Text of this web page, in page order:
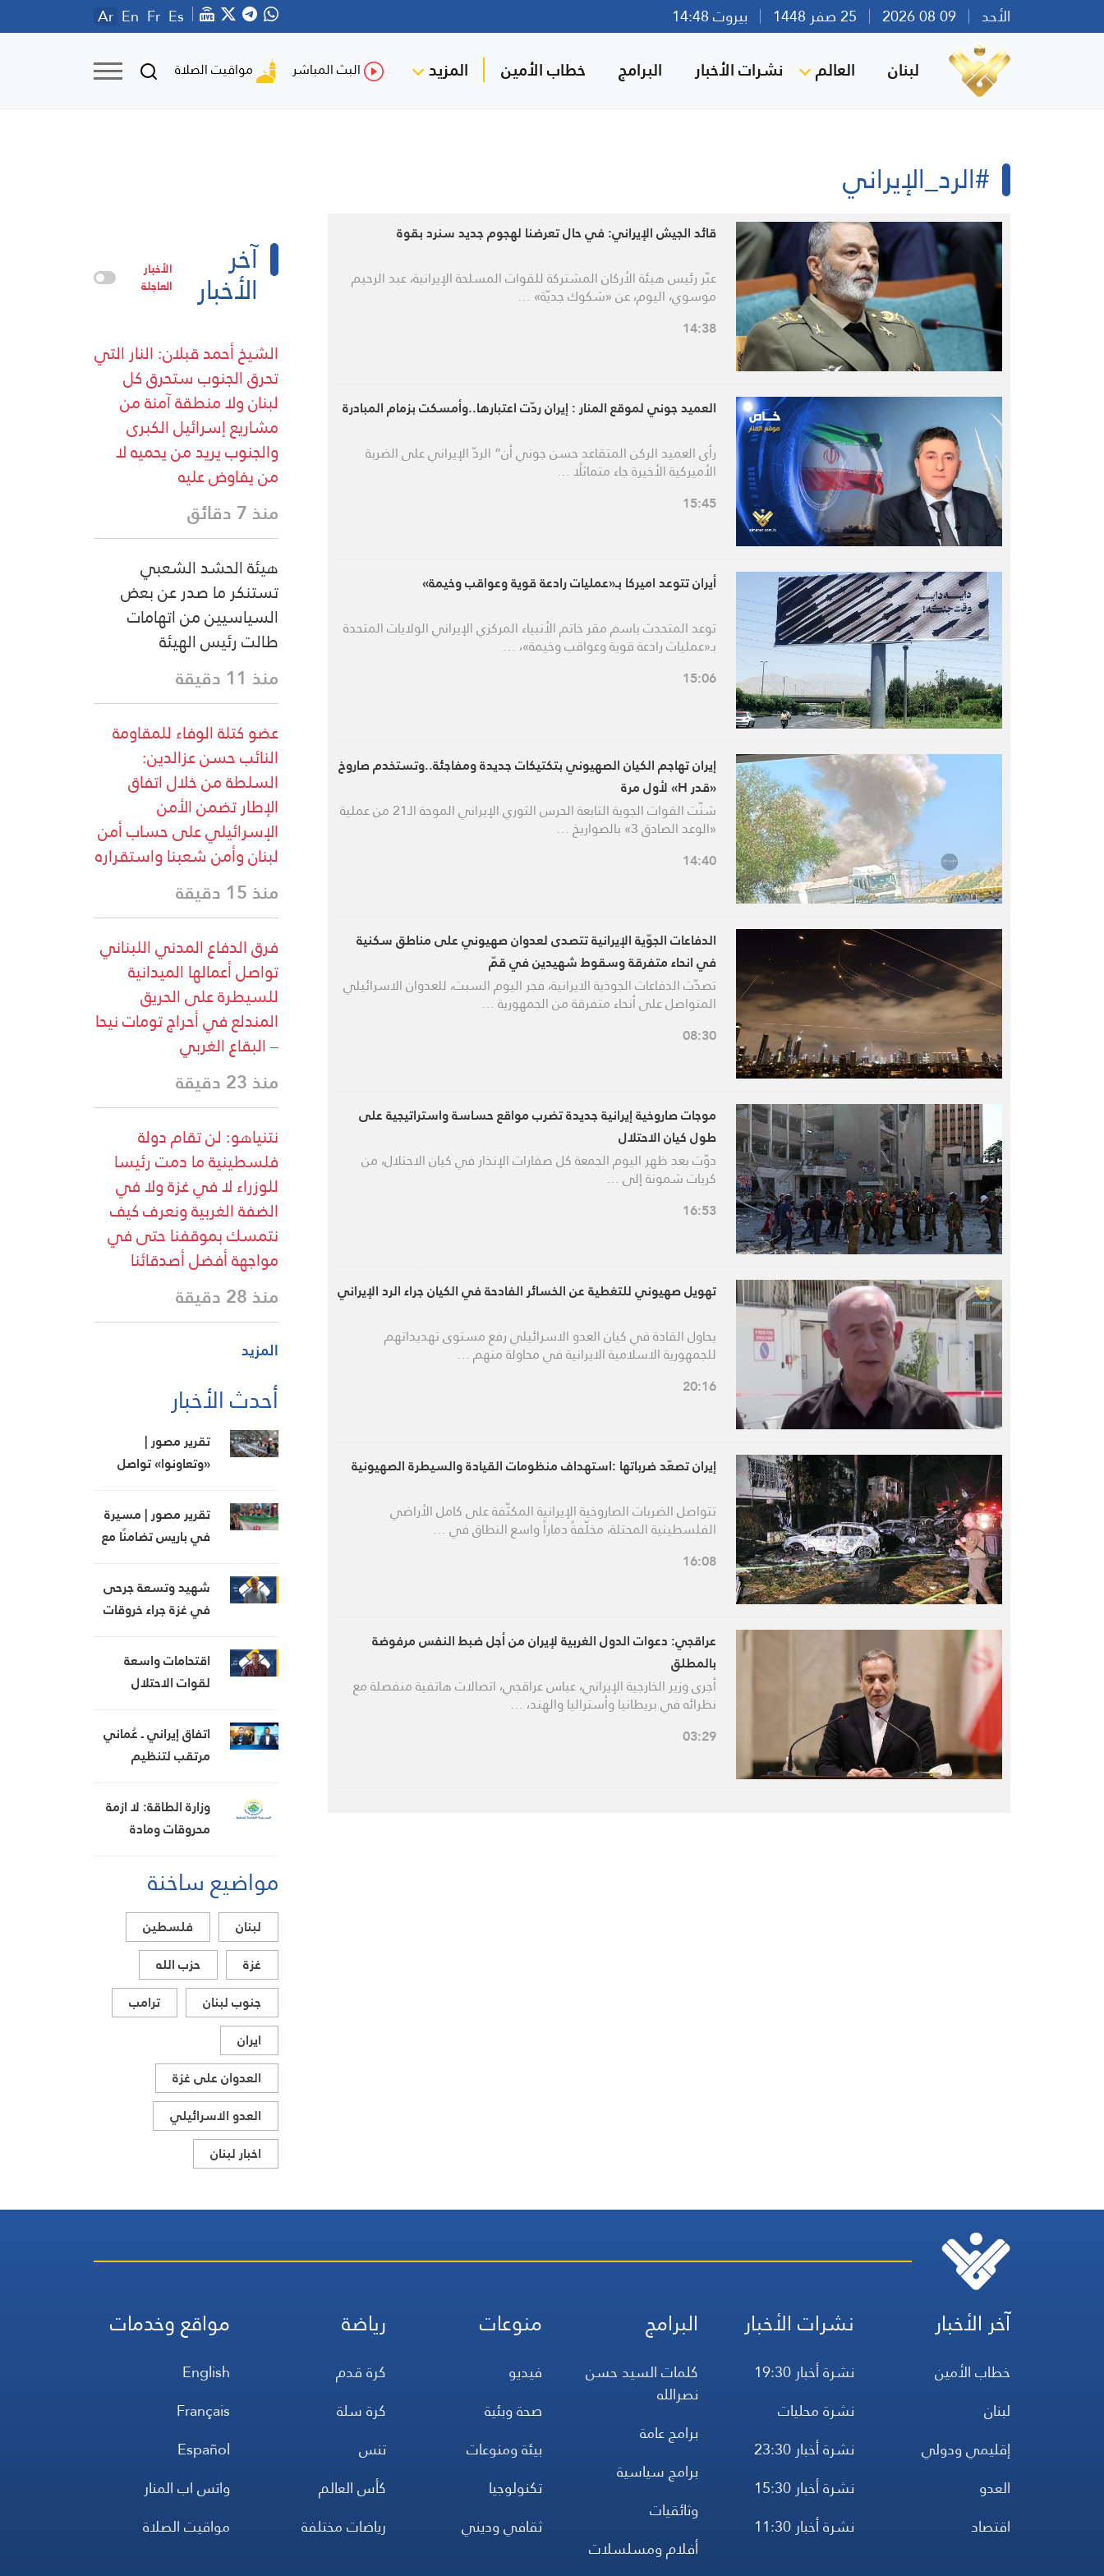
الأحد بيروت 14:48 Ar En Fr Es
لبنان العالم نشرات الأخبار البرامج خطاب الأمين المزيد البث المباشر مواقيت الصلاة
#الرد_الإيراني
قائد الجيش الإيراني: في حال تعرضنا لهجوم جديد سنرد بقوة
عبّر رئيس هيئة الأركان المشتركة للقوات المسلحة الإيرانية، عبد الرحيم
موسوي، اليوم، عن «شكوك جديّة» …
14:38
العميد جوني لموقع المنار : إيران ردّت اعتبارها..وأمسكت بزمام المبادرة
رأى العميد الركن المتقاعد حسن جوني أن” الردّ الإيراني على الضربة
الأميركية الأخيرة جاء متماثلًا …
15:45
أيران تتوعد اميركا بـ«عمليات رادعة قوية وعواقب وخيمة»
توعد المتحدث باسم مقر خاتم الأنبياء المركزي الإيراني الولايات المتحدة
بـ«عمليات رادعة قوية وعواقب وخيمة»، …
15:06
إيران تهاجم الكيان الصهيوني بتكتيكات جديدة ومفاجئة..وتستخدم صاروخ
«قدر H» لأول مرة
شنّت القوات الجوية التابعة الحرس الثوري الإيراني الموجة الـ21 من عملية
«الوعد الصادق 3» بالصواريخ …
14:40
الدفاعات الجوّية الإيرانية تتصدى لعدوان صهيوني على مناطق سكنية
في انحاء متفرقة وسقوط شهيدين في قمّ
تصدّت الدفاعات الجوذية الايرانية، فجر اليوم السبت، للعدوان الاسرائيلي
المتواصل على أنحاء متفرقة من الجمهورية …
08:30
موجات صاروخية إيرانية جديدة تضرب مواقع حساسة واستراتيجية على
طول كيان الاحتلال
دوّت بعد ظهر اليوم الجمعة كل صفارات الإنذار في كيان الاحتلال، من
كريات شمونة إلى …
16:53
تهويل صهيوني للتغطية عن الخسائر الفادحة في الكيان جراء الرد الإيراني
يحاول القادة في كيان العدو الاسرائيلي رفع مستوى تهديداتهم
للجمهورية الاسلامية الايرانية في محاولة منهم …
20:16
إيران تصعّد ضرباتها :استهداف منظومات القيادة والسيطرة الصهيونية
تتواصل الضربات الصاروخية الإيرانية المكثّفة على كامل الأراضي
الفلسطينية المحتلة، مخلّفةً دماراً واسع النطاق في …
16:08
عراقجي: دعوات الدول الغربية لإيران من أجل ضبط النفس مرفوضة
بالمطلق
أجرى وزير الخارجية الإيراني، عباس عراقجي، اتصالات هاتفية منفصلة مع
نظرائه في بريطانيا وأستراليا والهند، …
03:29
آخر
الأخبار
الأخبار
العاجلة
الشيخ أحمد قبلان: النار التي
تحرق الجنوب ستحرق كل
لبنان ولا منطقة آمنة من
مشاريع إسرائيل الكبرى
والجنوب يريد من يحميه لا
من يفاوض عليه
منذ 7 دقائق
هيئة الحشد الشعبي
تستنكر ما صدر عن بعض
السياسيين من اتهامات
طالت رئيس الهيئة
منذ 11 دقيقة
عضو كتلة الوفاء للمقاومة
النائب حسن عزالدين:
السلطة من خلال اتفاق
الإطار تضمن الأمن
الإسرائيلي على حساب أمن
لبنان وأمن شعبنا واستقراره
منذ 15 دقيقة
فرق الدفاع المدني اللبناني
تواصل أعمالها الميدانية
للسيطرة على الحريق
المندلع في أحراج تومات نيحا
– البقاع الغربي
منذ 23 دقيقة
نتنياهو: لن تقام دولة
فلسطينية ما دمت رئيسا
للوزراء لا في غزة ولا في
الضفة الغربية ونعرف كيف
نتمسك بموقفنا حتى في
مواجهة أفضل أصدقائنا
منذ 28 دقيقة
المزيد
أحدث الأخبار
تقرير مصور |
«وتعاونوا» تواصل
أهلنا
تقرير مصور | مسيرة
في باريس تضامنًا مع
الاحتلال
شهيد وتسعة جرحى
في غزة جراء خروقات
في غزة
اقتحامات واسعة
لقوات الاحتلال
الضفة المحتلة
اتفاق إيراني ـ عُماني
مرتقب لتنظيم
هرمز
وزارة الطاقة: لا ازمة
محروقات ومادة
مواضيع ساخنة
لبنان
فلسطين
غزة
حزب الله
جنوب لبنان
ترامب
ايران
العدوان على غزة
العدو الاسرائيلي
اخبار لبنان
آخر الأخبار
خطاب الأمين
لبنان
إقليمي ودولي
العدو
اقتصاد
نشرات الأخبار
نشرة أخبار 19:30
نشرة محليات
نشرة أخبار 23:30
نشرة أخبار 15:30
نشرة أخبار 11:30
البرامج
كلمات السيد حسن
نصرالله
برامج عامة
برامج سياسية
وثائقيات
أفلام ومسلسلات
منوعات
فيديو
صحة وبئية
بيئة ومنوعات
تكنولوجيا
ثقافي وديني
رياضة
كرة قدم
كرة سلة
تنس
كأس العالم
رياضات مختلفة
مواقع وخدمات
English
Français
Español
واتس اب المنار
مواقيت الصلاة